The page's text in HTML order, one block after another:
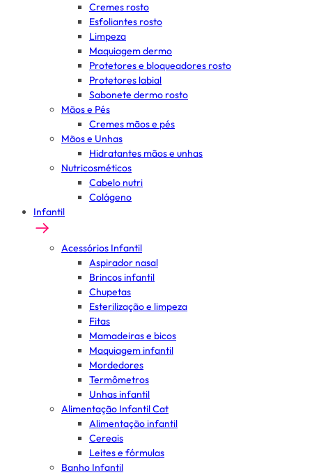
Cremes rosto
Esfoliantes rosto
Limpeza
Maquiagem dermo
Protetores e bloqueadores rosto
Protetores labial
Sabonete dermo rosto
Mãos e Pés
Cremes mãos e pés
Mãos e Unhas
Hidratantes mãos e unhas
Nutricosméticos
Cabelo nutri
Colágeno
Infantil
Acessórios Infantil
Aspirador nasal
Brincos infantil
Chupetas
Esterilização e limpeza
Fitas
Mamadeiras e bicos
Maquiagem infantil
Mordedores
Termômetros
Unhas infantil
Alimentação Infantil Cat
Alimentação infantil
Cereais
Leites e fórmulas
Banho Infantil